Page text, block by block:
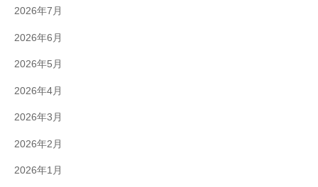
2026年7月
2026年6月
2026年5月
2026年4月
2026年3月
2026年2月
2026年1月